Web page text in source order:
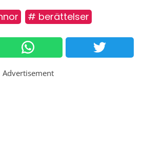
# berättelser
Advertisement